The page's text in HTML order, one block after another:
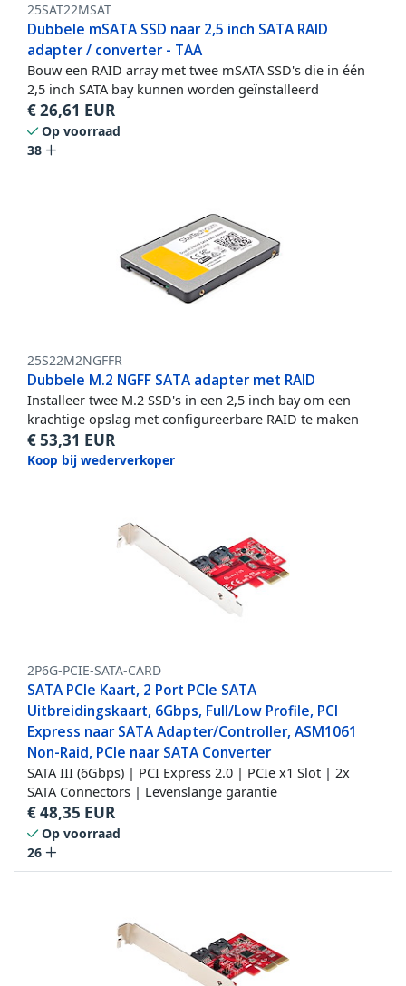
25SAT22MSAT
Dubbele mSATA SSD naar 2,5 inch SATA RAID
adapter / converter - TAA
Bouw een RAID array met twee mSATA SSD's die in één
2,5 inch SATA bay kunnen worden geïnstalleerd
€26,61 EUR
Op voorraad
38
25S22M2NGFFR
Dubbele M.2 NGFF SATA adapter met RAID
Installeer twee M.2 SSD's in een 2,5 inch bay om een
krachtige opslag met configureerbare RAID te maken
€53,31 EUR
Koop bij wederverkoper
2P6G-PCIE-SATA-CARD
SATA PCIe Kaart, 2 Port PCIe SATA
Uitbreidingskaart, 6Gbps, Full/Low Profile, PCI
Express naar SATA Adapter/Controller, ASM1061
Non-Raid, PCIe naar SATA Converter
SATA III (6Gbps) | PCI Express 2.0 | PCIe x1 Slot | 2x
SATA Connectors | Levenslange garantie
€48,35 EUR
Op voorraad
26